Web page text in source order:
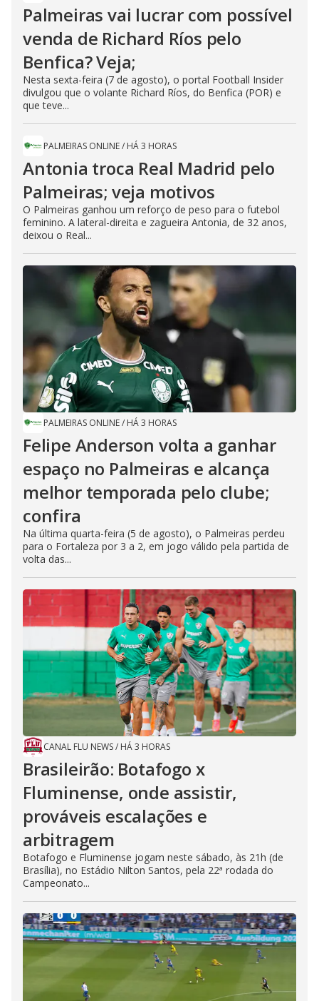
Palmeiras vai lucrar com possível
venda de Richard Ríos pelo
Benfica? Veja;
Nesta sexta-feira (7 de agosto), o portal Football Insider
divulgou que o volante Richard Ríos, do Benfica (POR) e
que teve...
PALMEIRAS ONLINE/ HÁ 3 HORAS
Antonia troca Real Madrid pelo
Palmeiras; veja motivos
O Palmeiras ganhou um reforço de peso para o futebol
feminino. A lateral-direita e zagueira Antonia, de 32 anos,
deixou o Real...
PALMEIRAS ONLINE/ HÁ 3 HORAS
Felipe Anderson volta a ganhar
espaço no Palmeiras e alcança
melhor temporada pelo clube;
confira
Na última quarta-feira (5 de agosto), o Palmeiras perdeu
para o Fortaleza por 3 a 2, em jogo válido pela partida de
volta das...
CANAL FLU NEWS/ HÁ 3 HORAS
Brasileirão: Botafogo x
Fluminense, onde assistir,
prováveis escalações e
arbitragem
Botafogo e Fluminense jogam neste sábado, às 21h (de
Brasília), no Estádio Nilton Santos, pela 22ª rodada do
Campeonato...